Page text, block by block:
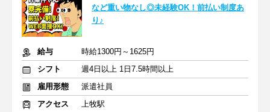
など重い物なし◎未経験OK！前払い制度あ
り♪
給与
時給1300円～1625円
シフト
週4日以上 1日7.5時間以上
雇用形態
派遣社員
アクセス
上牧駅